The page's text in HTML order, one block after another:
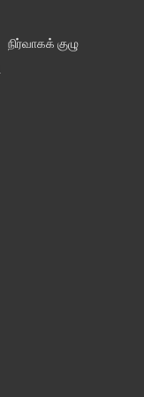
நிர்வாகக் குழு